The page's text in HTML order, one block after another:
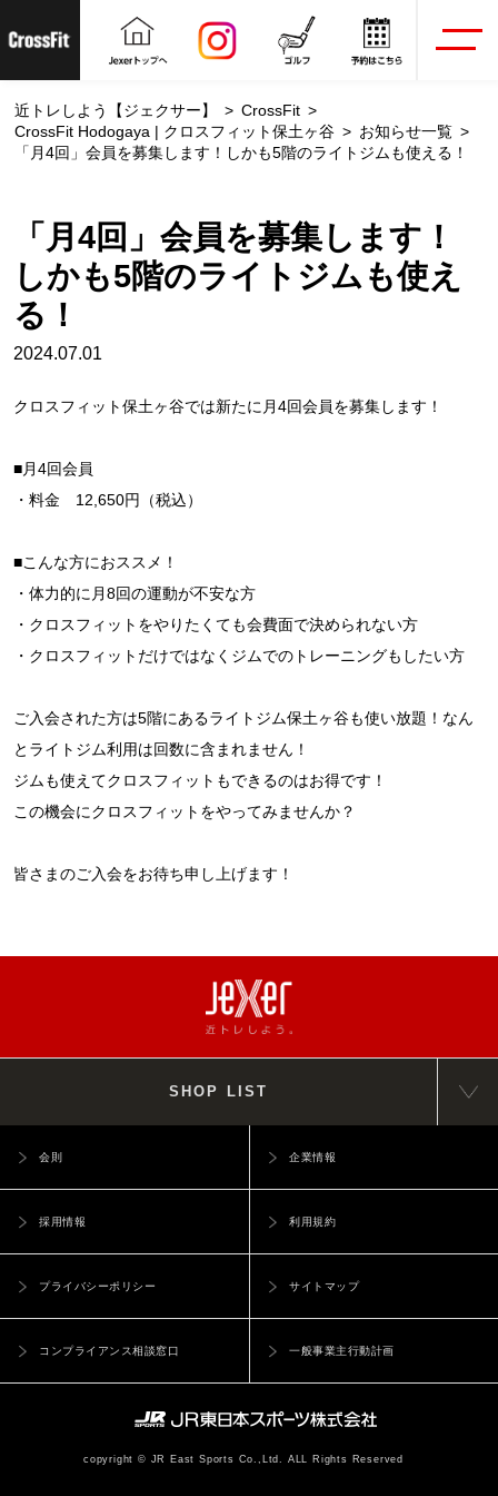
近トレしよう【ジェクサー】
CrossFit
CrossFit Hodogaya | クロスフィット保土ヶ谷
お知らせ一覧
「月4回」会員を募集します！しかも5階のライトジムも使える！
「月4回」会員を募集します！
しかも5階のライトジムも使え
る！
2024.07.01
クロスフィット保土ヶ谷では新たに月4回会員を募集します！
■月4回会員
・料金 12,650円（税込）
■こんな方におススメ！
・体力的に月8回の運動が不安な方
・クロスフィットをやりたくても会費面で決められない方
・クロスフィットだけではなくジムでのトレーニングもしたい方
ご入会された方は5階にあるライトジム保土ヶ谷も使い放題！なん
とライトジム利用は回数に含まれません！
ジムも使えてクロスフィットもできるのはお得です！
この機会にクロスフィットをやってみませんか？
皆さまのご入会をお待ち申し上げます！
SHOP LIST
copyright © JR East Sports Co.,Ltd. ALL Rights Reserved
会則 企業情報
採用情報 利用規約
プライバシーポリシー サイトマップ
コンプライアンス相談窓口 一般事業主行動計画